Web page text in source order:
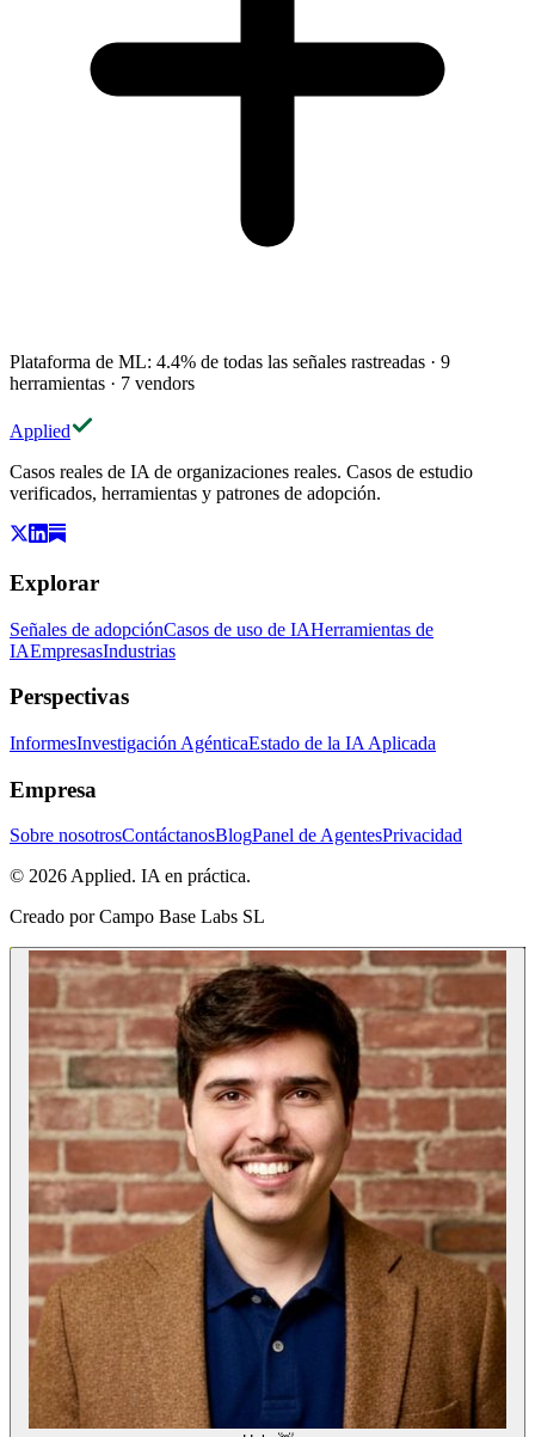
Plataforma de ML: 4.4% de todas las señales rastreadas · 9
herramientas · 7 vendors
Applied
Casos reales de IA de organizaciones reales. Casos de estudio
verificados, herramientas y patrones de adopción.
Explorar
Señales de adopciónCasos de uso de IAHerramientas de
IAEmpresasIndustrias
Perspectivas
InformesInvestigación AgénticaEstado de la IA Aplicada
Empresa
Sobre nosotrosContáctanosBlogPanel de AgentesPrivacidad
© 2026 Applied. IA en práctica.
Creado por Campo Base Labs SL